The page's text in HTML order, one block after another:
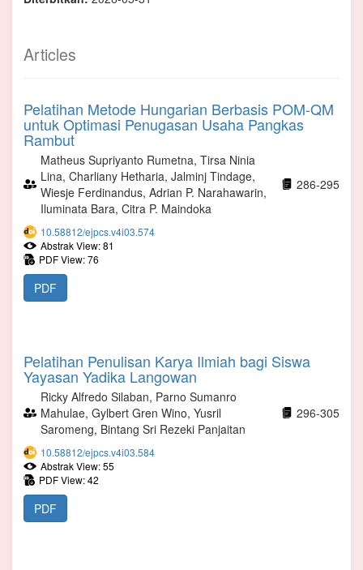
Articles
Pelatihan Metode Hungarian Berbasis POM-QM
untuk Optimasi Penugasan Usaha Pangkas
Rambut
Matheus Supriyanto Rumetna, Tirsa Ninia
Lina, Charliany Hetharia, Jalminj Tindage,
Wiesje Ferdinandus, Adrian P. Narahawarin,
Iluminata Bara, Citra P. Maindoka
286-295
10.58812/ejpcs.v4i03.574
Abstrak View: 81
PDF View: 76
PDF
Pelatihan Penulisan Karya Ilmiah bagi Siswa
Yayasan Yadika Langowan
Ricky Alfredo Silaban, Parno Sumanro
Mahulae, Gylbert Gren Wino, Yusril
Saromeng, Bintang Sri Rezeki Panjaitan
296-305
10.58812/ejpcs.v4i03.584
Abstrak View: 55
PDF View: 42
PDF